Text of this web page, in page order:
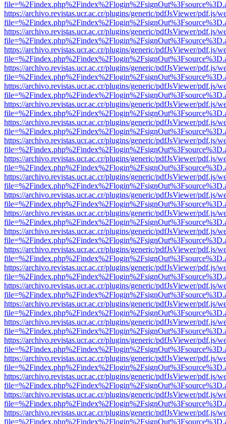
https://archivo.revistas.ucr.ac.cr/plugins/generic/pdfJsViewer/pdf.js/
https://archivo.revistas.ucr.ac.cr/plugins/generic/pdfJsViewer/pdf.js/
https://archivo.revistas.ucr.ac.cr/plugins/generic/pdfJsViewer/pdf.js/
https://archivo.revistas.ucr.ac.cr/plugins/generic/pdfJsViewer/pdf.js/
https://archivo.revistas.ucr.ac.cr/plugins/generic/pdfJsViewer/pdf.js/
https://archivo.revistas.ucr.ac.cr/plugins/generic/pdfJsViewer/pdf.js/
https://archivo.revistas.ucr.ac.cr/plugins/generic/pdfJsViewer/pdf.js/
https://archivo.revistas.ucr.ac.cr/plugins/generic/pdfJsViewer/pdf.js/
https://archivo.revistas.ucr.ac.cr/plugins/generic/pdfJsViewer/pdf.js/
https://archivo.revistas.ucr.ac.cr/plugins/generic/pdfJsViewer/pdf.js/
https://archivo.revistas.ucr.ac.cr/plugins/generic/pdfJsViewer/pdf.js/
https://archivo.revistas.ucr.ac.cr/plugins/generic/pdfJsViewer/pdf.js/
https://archivo.revistas.ucr.ac.cr/plugins/generic/pdfJsViewer/pdf.js/
https://archivo.revistas.ucr.ac.cr/plugins/generic/pdfJsViewer/pdf.js/
https://archivo.revistas.ucr.ac.cr/plugins/generic/pdfJsViewer/pdf.js/
https://archivo.revistas.ucr.ac.cr/plugins/generic/pdfJsViewer/pdf.js/
https://archivo.revistas.ucr.ac.cr/plugins/generic/pdfJsViewer/pdf.js/
https://archivo.revistas.ucr.ac.cr/plugins/generic/pdfJsViewer/pdf.js/
https://archivo.revistas.ucr.ac.cr/plugins/generic/pdfJsViewer/pdf.js/
https://archivo.revistas.ucr.ac.cr/plugins/generic/pdfJsViewer/pdf.js/
https://archivo.revistas.ucr.ac.cr/plugins/generic/pdfJsViewer/pdf.js/
https://archivo.revistas.ucr.ac.cr/plugins/generic/pdfJsViewer/pdf.js/
https://archivo.revistas.ucr.ac.cr/plugins/generic/pdfJsViewer/pdf.js/